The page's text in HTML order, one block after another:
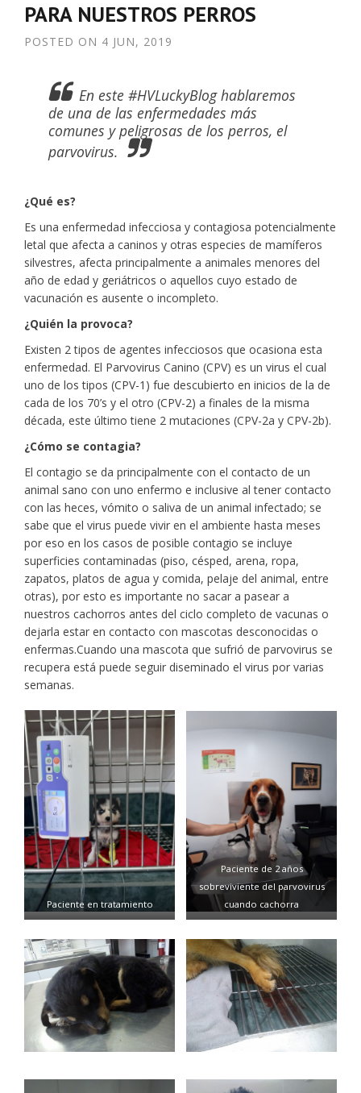
PARA NUESTROS PERROS
POSTED ON 4 JUN, 2019
En este #HVLuckyBlog hablaremos
de una de las enfermedades más
comunes y peligrosas de los perros, el
parvovirus.
¿Qué es?
Es una enfermedad infecciosa y contagiosa potencialmente
letal que afecta a caninos y otras especies de mamíferos
silvestres, afecta principalmente a animales menores del
año de edad y geriátricos o aquellos cuyo estado de
vacunación es ausente o incompleto.
¿Quién la provoca?
Existen 2 tipos de agentes infecciosos que ocasiona esta
enfermedad. El Parvovirus Canino (CPV) es un virus el cual
uno de los tipos (CPV-1) fue descubierto en inicios de la de
cada de los 70’s y el otro (CPV-2) a finales de la misma
década, este último tiene 2 mutaciones (CPV-2a y CPV-2b).
¿Cómo se contagia?
El contagio se da principalmente con el contacto de un
animal sano con uno enfermo e inclusive al tener contacto
con las heces, vómito o saliva de un animal infectado; se
sabe que el virus puede vivir en el ambiente hasta meses
por eso en los casos de posible contagio se incluye
superficies contaminadas (piso, césped, arena, ropa,
zapatos, platos de agua y comida, pelaje del animal, entre
otras), por esto es importante no sacar a pasear a
nuestros cachorros antes del ciclo completo de vacunas o
dejarla estar en contacto con mascotas desconocidas o
enfermas.Cuando una mascota que sufrió de parvovirus se
recupera está puede seguir diseminado el virus por varias
semanas.
Paciente en tratamiento
Paciente de 2 años
sobreviviente del parvovirus
cuando cachorra